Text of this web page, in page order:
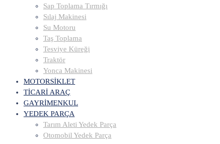
Sap Toplama Tırmığı
Sılaj Makinesi
Su Motoru
Taş Toplama
Tesviye Küreği
Traktör
Yonca Makinesi
MOTORSİKLET
TİCARİ ARAÇ
GAYRİMENKUL
YEDEK PARÇA
Tarım Aleti Yedek Parça
Otomobil Yedek Parça